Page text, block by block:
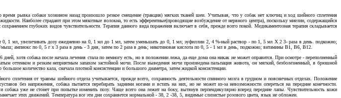
рывка собаки хозяином назад произошло резкое смещение (тракция) мягких тканей шеи. Учитывая, что у собак нет ключиц и ход шейного сплетения
Наиболее страдают при этом мякотные волокна, то есть эфферентные(проводящие возбуждение от нервного центра), поскольку миелин, содержащийся
глубоких видов чувствительности. Терапия данного вида поражения включает в себя, прежде всего покой. Медикаментозная терапия складывается
0, 1 мл, увеличивать дозу ежедневно на 0, 1 мл до 1 мл, затем уменьшать до 0, 1 мл; эуфиллин 2, 4 %-ный раствор - по 1, 5 мл Х 2 3- раза в день. подкожно;
мыш; ампиокс по 0, 5 г х 3 раза в день - 3 дня, затем по 2 раза в день; никотиновая кислота по 0, 5 - 1 мл в день, подкожно; витамины В1, В6, В12.
хотя собака после начала лечения стала по немногу есть, но в положении лежа, да еще дома она никак не может оправится. При осмотре - переполненный
оттенком и резким неприятным запахом застойной мочи. После выведения мочи произведена пальпация живота, он мягкий, безболезненный, в брюшной
количество кала, сначала плотной консистенции и большого диаметра, затем жидкой консистенции.
от травмы шейного отдела учитывается, прежде всего, сохранность деятельности спинного мозга в грудном и поясничных отделах. Положение
без напряжения, собака пытается перебирать задними ногами и встать на них, но не может из-за невозможности опереться на передние конечности.
уже не стонет при попытке изменить позу. Чаще всего она лежит на боку, вытянув перпендикулярно вперед передние лапы. Чувствительность кожи
этих движений. Температура все эти дни сохраняется нормальной - 38, 2 -38, 5, видимые слизистые розового цвета, язык не обложен.